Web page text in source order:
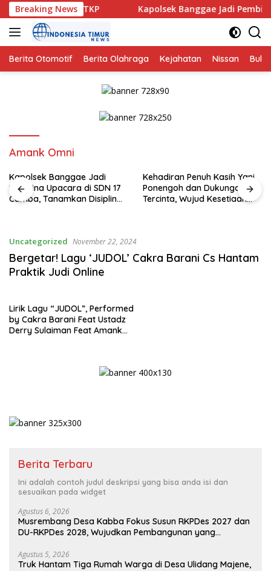
Langsung
ke
konten
Breaking News
Amankan TKP Kapolsek Banggae Jadi Pembina
Berita Otomotif Berita Olahraga Kejahatan Nissan
Amank Omni
Kapolsek Banggae Jadi
Pembina Upacara di SDN 17
Camba, Tanamkan Disiplin
Kehadiran Penuh Kasih Yani
Ponengoh dan Dukungan Istri
Tercinta, Wujud Kesetiaan
Uncategorized November 22, 2024
Bergetar! Lagu ‘JUDOL’ Cakra Barani Cs Hantam
Praktik Judi Online
Lirik Lagu “JUDOL”, Performed
by Cakra Barani Feat Ustadz
Derry Sulaiman Feat Amank
Berita Terbaru
Ini adalah contoh judul deskripsi yang bisa anda isi dan
sesuaikan pada widget
Agustus 6, 2026
Musrembang Desa Kabba Fokus Susun RKPDes 2027 dan
DU-RKPDes 2028, Wujudkan Pembangunan yang
Agustus 5, 2026
Truk Hantam Tiga Rumah Warga di Desa Ulidang Majene,